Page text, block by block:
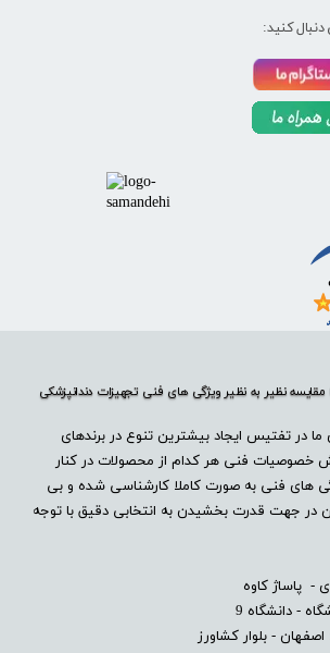
نظیر به نظیر ویژگی های فنی تجهیزات دندانپزشکی
در تفتیس ایجاد بیشترین تنوع در برندهای
خصوصیات فنی هر کدام از محصولات در کنار
های فنی به صورت کاملا کارشناسی شده و بی
در جهت قدرت بخشیدن به انتخابی دقیق با توجه
- پاساژ کاوه
- دانشگاه 9
- بلوار کشاورز​​​​​​​
کنید: